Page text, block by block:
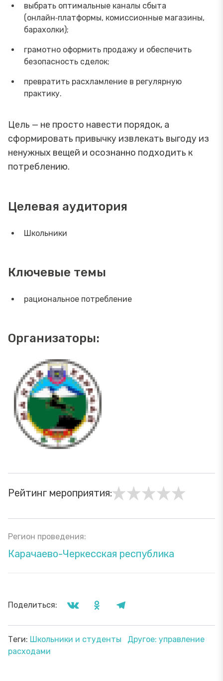
выбрать оптимальные каналы сбыта
(онлайн‑платформы, комиссионные магазины,
барахолки);
грамотно оформить продажу и обеспечить
безопасность сделок;
превратить расхламление в регулярную
практику.
Цель — не просто навести порядок, а
сформировать привычку извлекать выгоду из
ненужных вещей и осознанно подходить к
потреблению.
Целевая аудитория
Школьники
Ключевые темы
рациональное потребление
Организаторы:
Рейтинг мероприятия:
Регион проведения:
Карачаево-Черкесская республика
Поделиться:
Теги: Школьники и студенты
Другое: управление
расходами